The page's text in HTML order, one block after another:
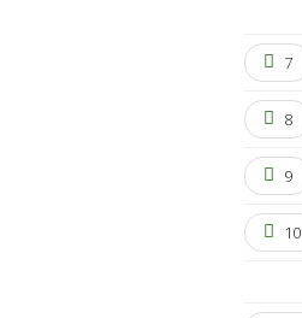
7
8
9
10